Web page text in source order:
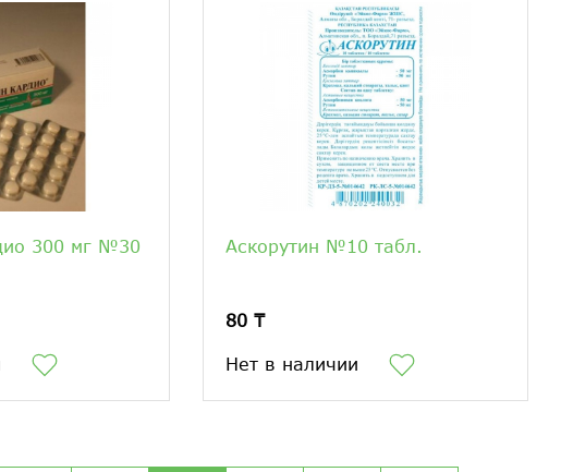
300 мг №30
Аскорутин №10 табл.
80 ₸
Нет в наличии